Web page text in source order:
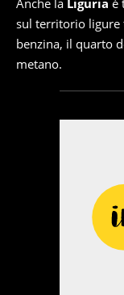
Anche la Liguria è
sul territorio ligure
benzina, il quarto
metano.